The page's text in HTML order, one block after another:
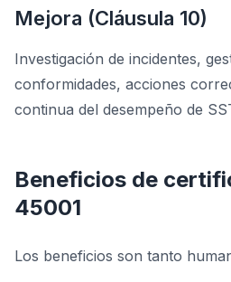
Mejora (Cláusula 10)
Investigación de incidentes,
conformidades, acciones
continua del desempeño de
Beneficios de
45001
Los beneficios son tanto